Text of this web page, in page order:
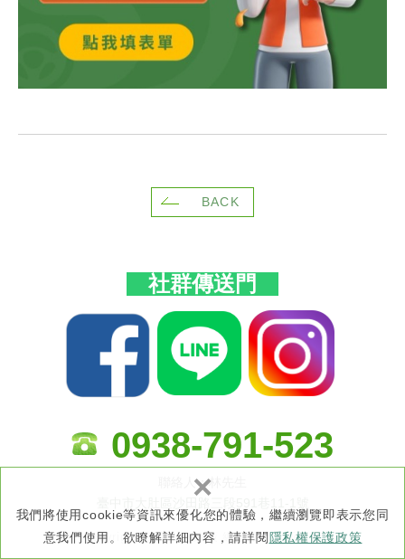
我們將使用cookie等資訊來優化您的體驗，繼續瀏覽即表示您同
意我們使用。欲瞭解詳細內容，請詳閱 隱私權保護政策
×
BACK
社群傳送門
0938-791-523
聯絡人：林先生
Copyright ©隱私權政策 網頁設計 : 新視野